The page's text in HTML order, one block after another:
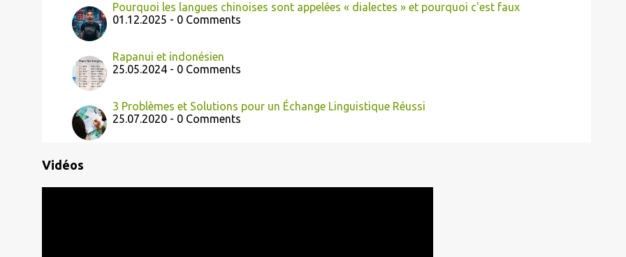
Pourquoi les langues chinoises sont appelées « dialectes » et pourquoi c'est faux
01.12.2025 - 0 Comments
Rapanui et indonésien
25.05.2024 - 0 Comments
3 Problèmes et Solutions pour un Échange Linguistique Réussi
25.07.2020 - 0 Comments
Vidéos